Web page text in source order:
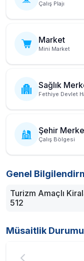
Çalış Plajı
Market
Mini Market
Sağlık
Fethiye Devlet
Şehir
Çalış Bölgesi
Genel
Turizm Amaçlı
512
Müsaitlik Durumu